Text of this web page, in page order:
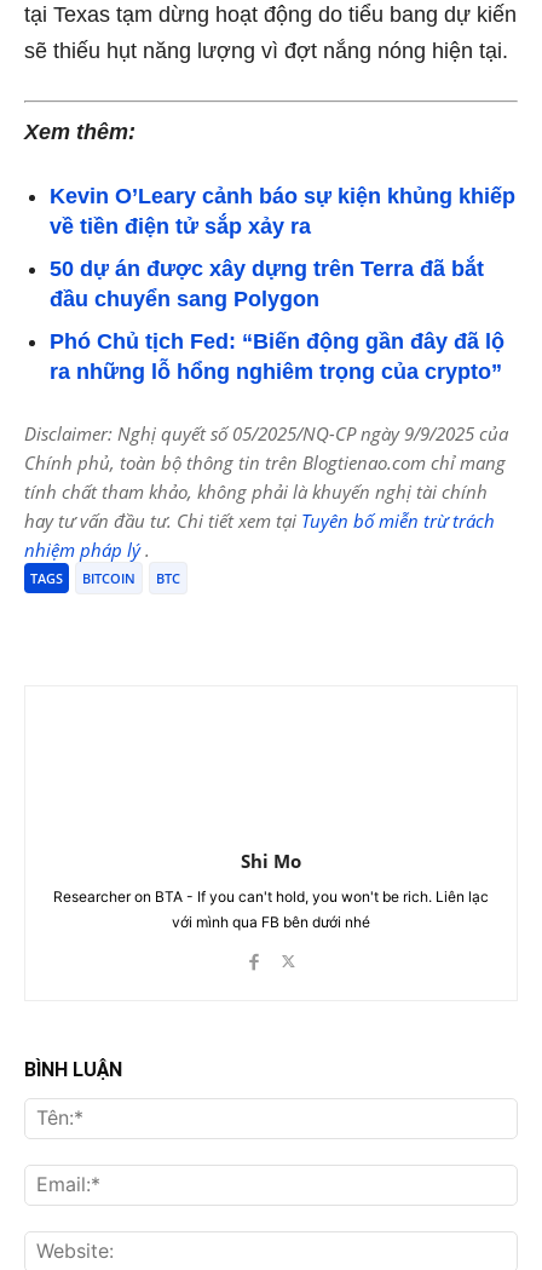
tại Texas tạm dừng hoạt động do tiểu bang dự kiến
​​sẽ thiếu hụt năng lượng vì đợt nắng nóng hiện tại.
Xem thêm:
Kevin O’Leary cảnh báo sự kiện khủng khiếp
về tiền điện tử sắp xảy ra
50 dự án được xây dựng trên Terra đã bắt
đầu chuyển sang Polygon
Phó Chủ tịch Fed: “Biến động gần đây đã lộ
ra những lỗ hổng nghiêm trọng của crypto”
Disclaimer: Nghị quyết số 05/2025/NQ-CP ngày 9/9/2025 của
Chính phủ, toàn bộ thông tin trên Blogtienao.com chỉ mang
tính chất tham khảo, không phải là khuyến nghị tài chính
hay tư vấn đầu tư. Chi tiết xem tại Tuyên bố miễn trừ trách
nhiệm pháp lý.
TAGS BITCOIN BTC
Shi Mo
Researcher on BTA - If you can't hold, you won't be rich. Liên lạc
với mình qua FB bên dưới nhé
BÌNH LUẬN